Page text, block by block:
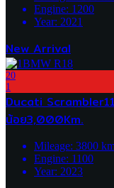
Engine: 1200
Year: 2021
New Arrival
20
1
Ducati
น้อย3,000Km.
Mileage: 3800
Engine: 1100
Year: 2023